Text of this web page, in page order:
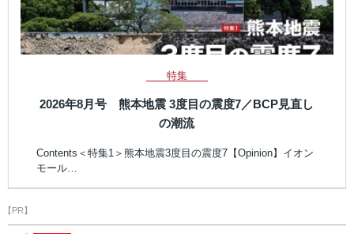
特集
2026年8月号 熊本地震 3度目の震度7／BCP見直し
の潮流
Contents＜特集1＞熊本地震3度目の震度7【Opinion】イオン
モール…
【PR】